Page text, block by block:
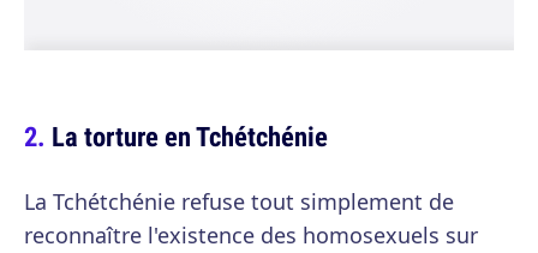
La torture en Tchétchénie
La Tchétchénie refuse tout simplement de
reconnaître l'existence des homosexuels sur